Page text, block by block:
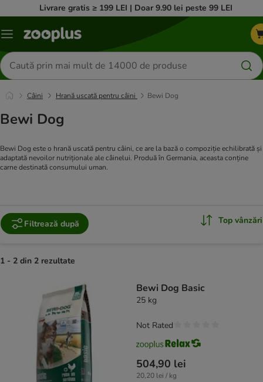
Livrare gratis ≥ 199 LEI | Doar 9.90 lei peste 99 LEI
Categorii
Căutare
produse
Câini Hrană uscată pentru câini Bewi Dog
Bewi Dog
Bewi Dog este o hrană uscată pentru câini, ce are la bază o compoziție echilibrată și
adaptată nevoilor nutriționale ale câinelui. Produă în Germania, aceasta conține
carne destinată consumului uman.
Filtrează după Top vânzări
1 - 2 din 2 rezultate
Bewi Dog Basic
25 kg
504,90 lei
20,20 lei / kg
Not Rated